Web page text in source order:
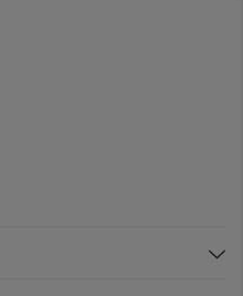
Açúcarado 2x125g